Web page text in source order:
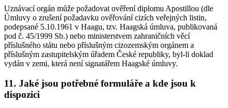
Uznávací orgán může požadovat ověření diplomu Apostillou (dle
Úmluvy o zrušení požadavku ověřování cizích veřejných listin,
podepsané 5.10.1961 v Haagu, tzv. Haagská úmluva, publikovaná
pod č. 45/1999 Sb.) nebo ministerstvem zahraničních věcí
příslušného státu nebo příslušným cizozemským orgánem a
příslušným zastupitelským úřadem České republiky, byl-li doklad
vydán v zemi, která není signatářem Haagské úmluvy.
11. Jaké jsou potřebné formuláře a kde jsou k
dispozici